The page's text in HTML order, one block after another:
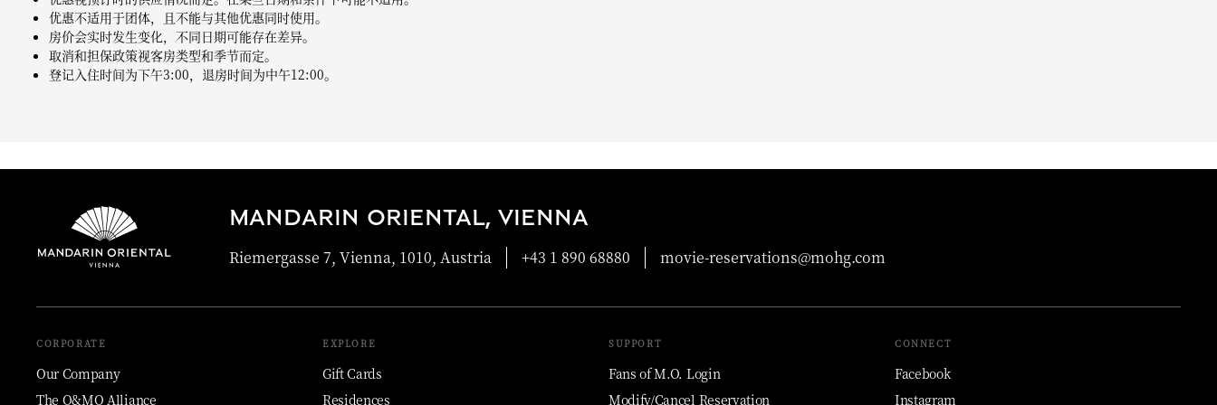
优惠不适用于团体，且不能与其他优惠同时使用。
房价会实时发生变化，不同日期可能存在差异。
取消和担保政策视客房类型和季节而定。
登记入住时间为下午3:00，退房时间为中午12:00。
MANDARIN ORIENTAL, VIENNA
Riemergasse 7, Vienna, 1010, Austria +43 1 890 68880 movie-reservations@mohg.com
CORPORATE
Our Company
The O&MO Alliance
EXPLORE
Gift Cards
Residences
SUPPORT
Fans of M.O. Login
Modify/Cancel Reservation
CONNECT
Facebook
Instagram